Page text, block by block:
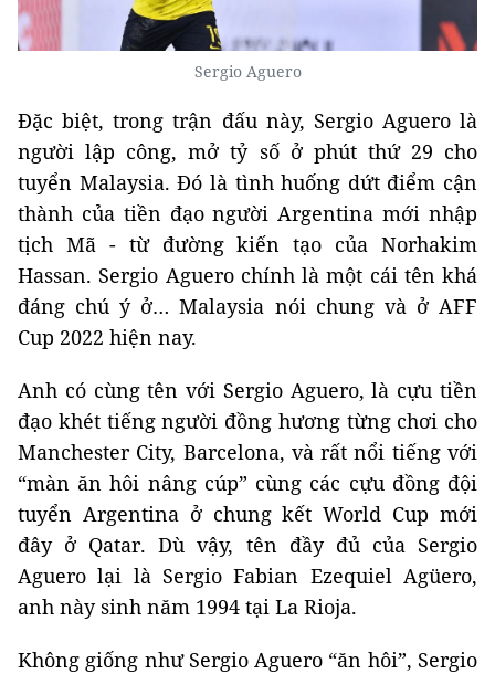
Sergio Aguero
Đặc biệt, trong trận đấu này, Sergio Aguero là
người lập công, mở tỷ số ở phút thứ 29 cho
tuyển Malaysia. Đó là tình huống dứt điểm cận
thành của tiền đạo người Argentina mới nhập
tịch Mã - từ đường kiến tạo của Norhakim
Hassan. Sergio Aguero chính là một cái tên khá
đáng chú ý ở… Malaysia nói chung và ở AFF
Cup 2022 hiện nay.
Anh có cùng tên với Sergio Aguero, là cựu tiền
đạo khét tiếng người đồng hương từng chơi cho
Manchester City, Barcelona, và rất nổi tiếng với
“màn ăn hôi nâng cúp” cùng các cựu đồng đội
tuyển Argentina ở chung kết World Cup mới
đây ở Qatar. Dù vậy, tên đầy đủ của Sergio
Aguero lại là Sergio Fabian Ezequiel Agüero,
anh này sinh năm 1994 tại La Rioja.
Không giống như Sergio Aguero “ăn hôi”, Sergio